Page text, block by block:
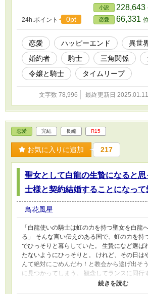
係になっていく。 「俺の方が好きだろ」 「俺
ね」 二人の夫に挟まれてどうしていいかわか
来の夫はちゃんと未来に帰れるのか。
24h.ポイント 0pt
小説 228,643
恋愛 66,331
恋愛 ハッピーエンド 異世
婚約者
騎士 三角関係
令嬢と騎士
タイムリープ
文字数 78,996 最終更新日 2025.01.11
恋愛 完結 長編 R15
お気に入りに追加 217
聖女として白龍の生贄になると
士様と契約結婚することになっ
鳥花風星
「白龍使いの騎士は虹の力を持つ聖女を白龍
る」 そんな言い伝えのある国で、虹の力を持
でひっそりと暮らしていた。 生贄になど選ば
たないようにひっそりと。 けれど、その日は
んて絶対にごめんだわ！と教会から逃げ出そ
に見つかってしまう。 観念してランスに同行
本部で騎士団長の話を聞いていると、どうや